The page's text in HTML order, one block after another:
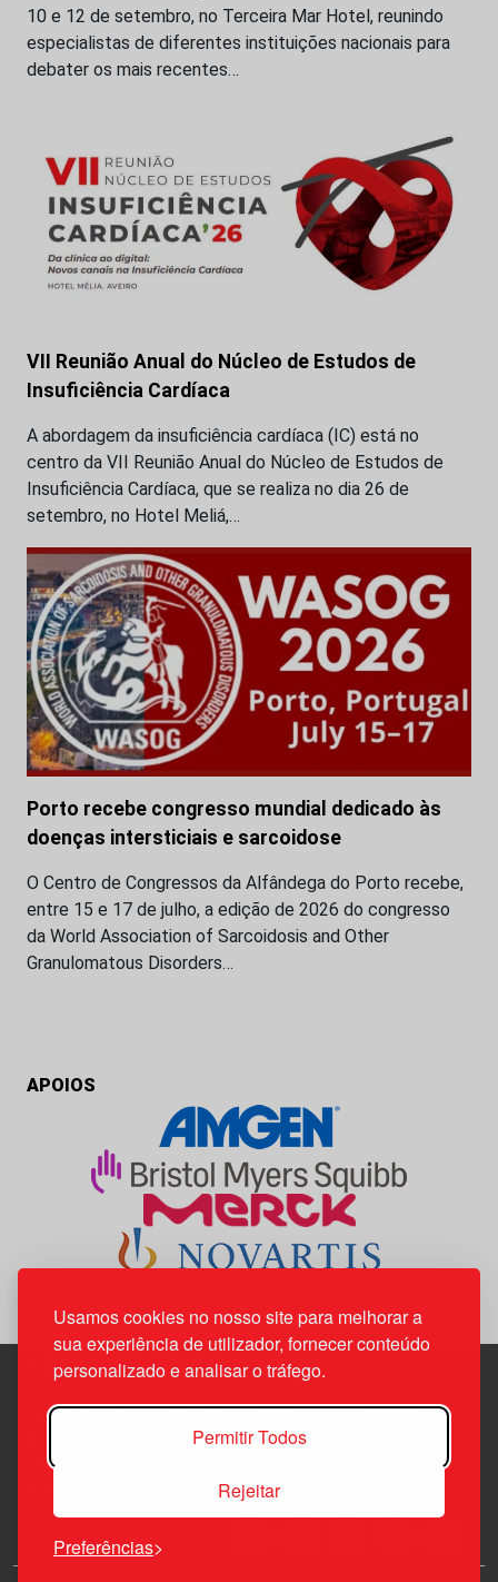
Usamos cookies no nosso site para melhorar a
sua experiência de utilizador, fornecer conteúdo
personalizado e analisar o tráfego.
Permitir Todos
Rejeitar
Preferências
10 e 12 de setembro, no Terceira Mar Hotel, reunindo
especialistas de diferentes instituições nacionais para
debater os mais recentes…
VII Reunião Anual do Núcleo de Estudos de
Insuficiência Cardíaca
A abordagem da insuficiência cardíaca (IC) está no
centro da VII Reunião Anual do Núcleo de Estudos de
Insuficiência Cardíaca, que se realiza no dia 26 de
setembro, no Hotel Meliá,…
Porto recebe congresso mundial dedicado às
doenças intersticiais e sarcoidose
O Centro de Congressos da Alfândega do Porto recebe,
entre 15 e 17 de julho, a edição de 2026 do congresso
da World Association of Sarcoidosis and Other
Granulomatous Disorders…
APOIOS
Edif. Lisboa Oriente | Av. Infante D. Henrique, n.º 333H, esc.
1800-282 Lisboa | Portugal